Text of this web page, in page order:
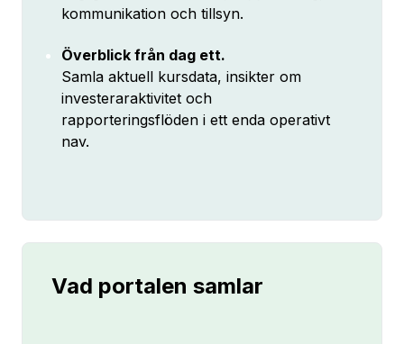
kommunikation och tillsyn.
Överblick från dag ett.
Samla aktuell kursdata, insikter om
investeraraktivitet och
rapporteringsflöden i ett enda operativt
nav.
Vad portalen samlar